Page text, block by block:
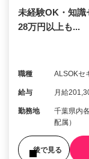
未経験OK・知識
28万円以上も...
職種 ALSOKセ
給与 月給
勤務地
千葉県内
配属）
後で見る